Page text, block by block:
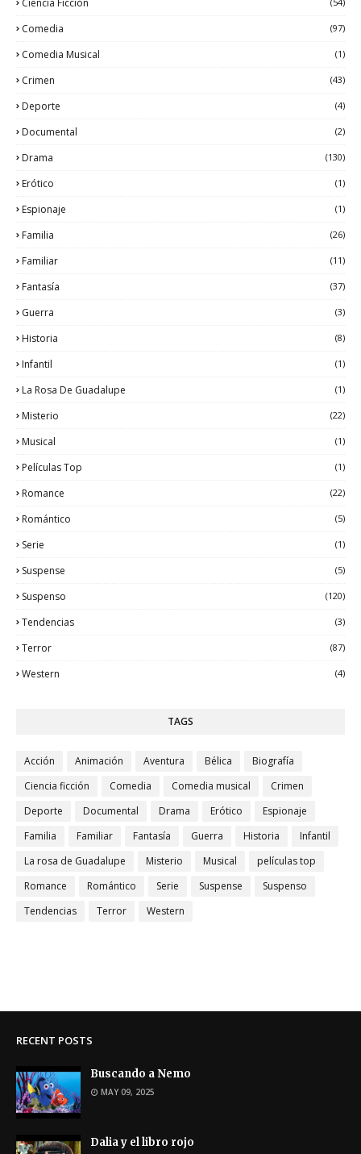
Ciencia Ficción
Comedia (97)
Comedia Musical (1)
Crimen (43)
Deporte (4)
Documental (2)
Drama (130)
Erótico (1)
Espionaje (1)
Familia (26)
Familiar (11)
Fantasía (37)
Guerra (3)
Historia (8)
Infantil (1)
La Rosa De Guadalupe (1)
Misterio (22)
Musical (1)
Películas Top (1)
Romance (22)
Romántico (5)
Serie (1)
Suspense (5)
Suspenso (120)
Tendencias (3)
Terror (87)
Western (4)
TAGS
Acción Animación Aventura Bélica
Biografía
Ciencia ficción
Comedia Comedia musical
Crimen
Deporte
Documental Drama Erótico
Espionaje
Familia
Familiar Fantasía Guerra Historia
Infantil
La rosa de Guadalupe
Misterio Musical
películas top
Romance
Romántico Serie Suspense
Suspenso
Tendencias
Terror Western
RECENT POSTS
Buscando a Nemo
MAY 09, 2025
Dalia y el libro rojo